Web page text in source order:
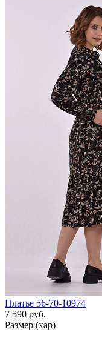
Платье 56-70-10974
7 590 руб.
Размер (хар)